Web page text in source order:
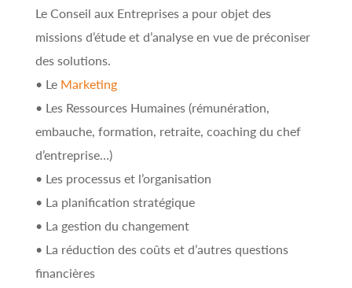
Le Conseil aux Entreprises a pour objet des
missions d’étude et d’analyse en vue de préconiser
des solutions.
• Le Marketing
• Les Ressources Humaines (rémunération,
embauche, formation, retraite, coaching du chef
d’entreprise…)
• Les processus et l’organisation
• La planification stratégique
• La gestion du changement
• La réduction des coûts et d’autres questions
financières